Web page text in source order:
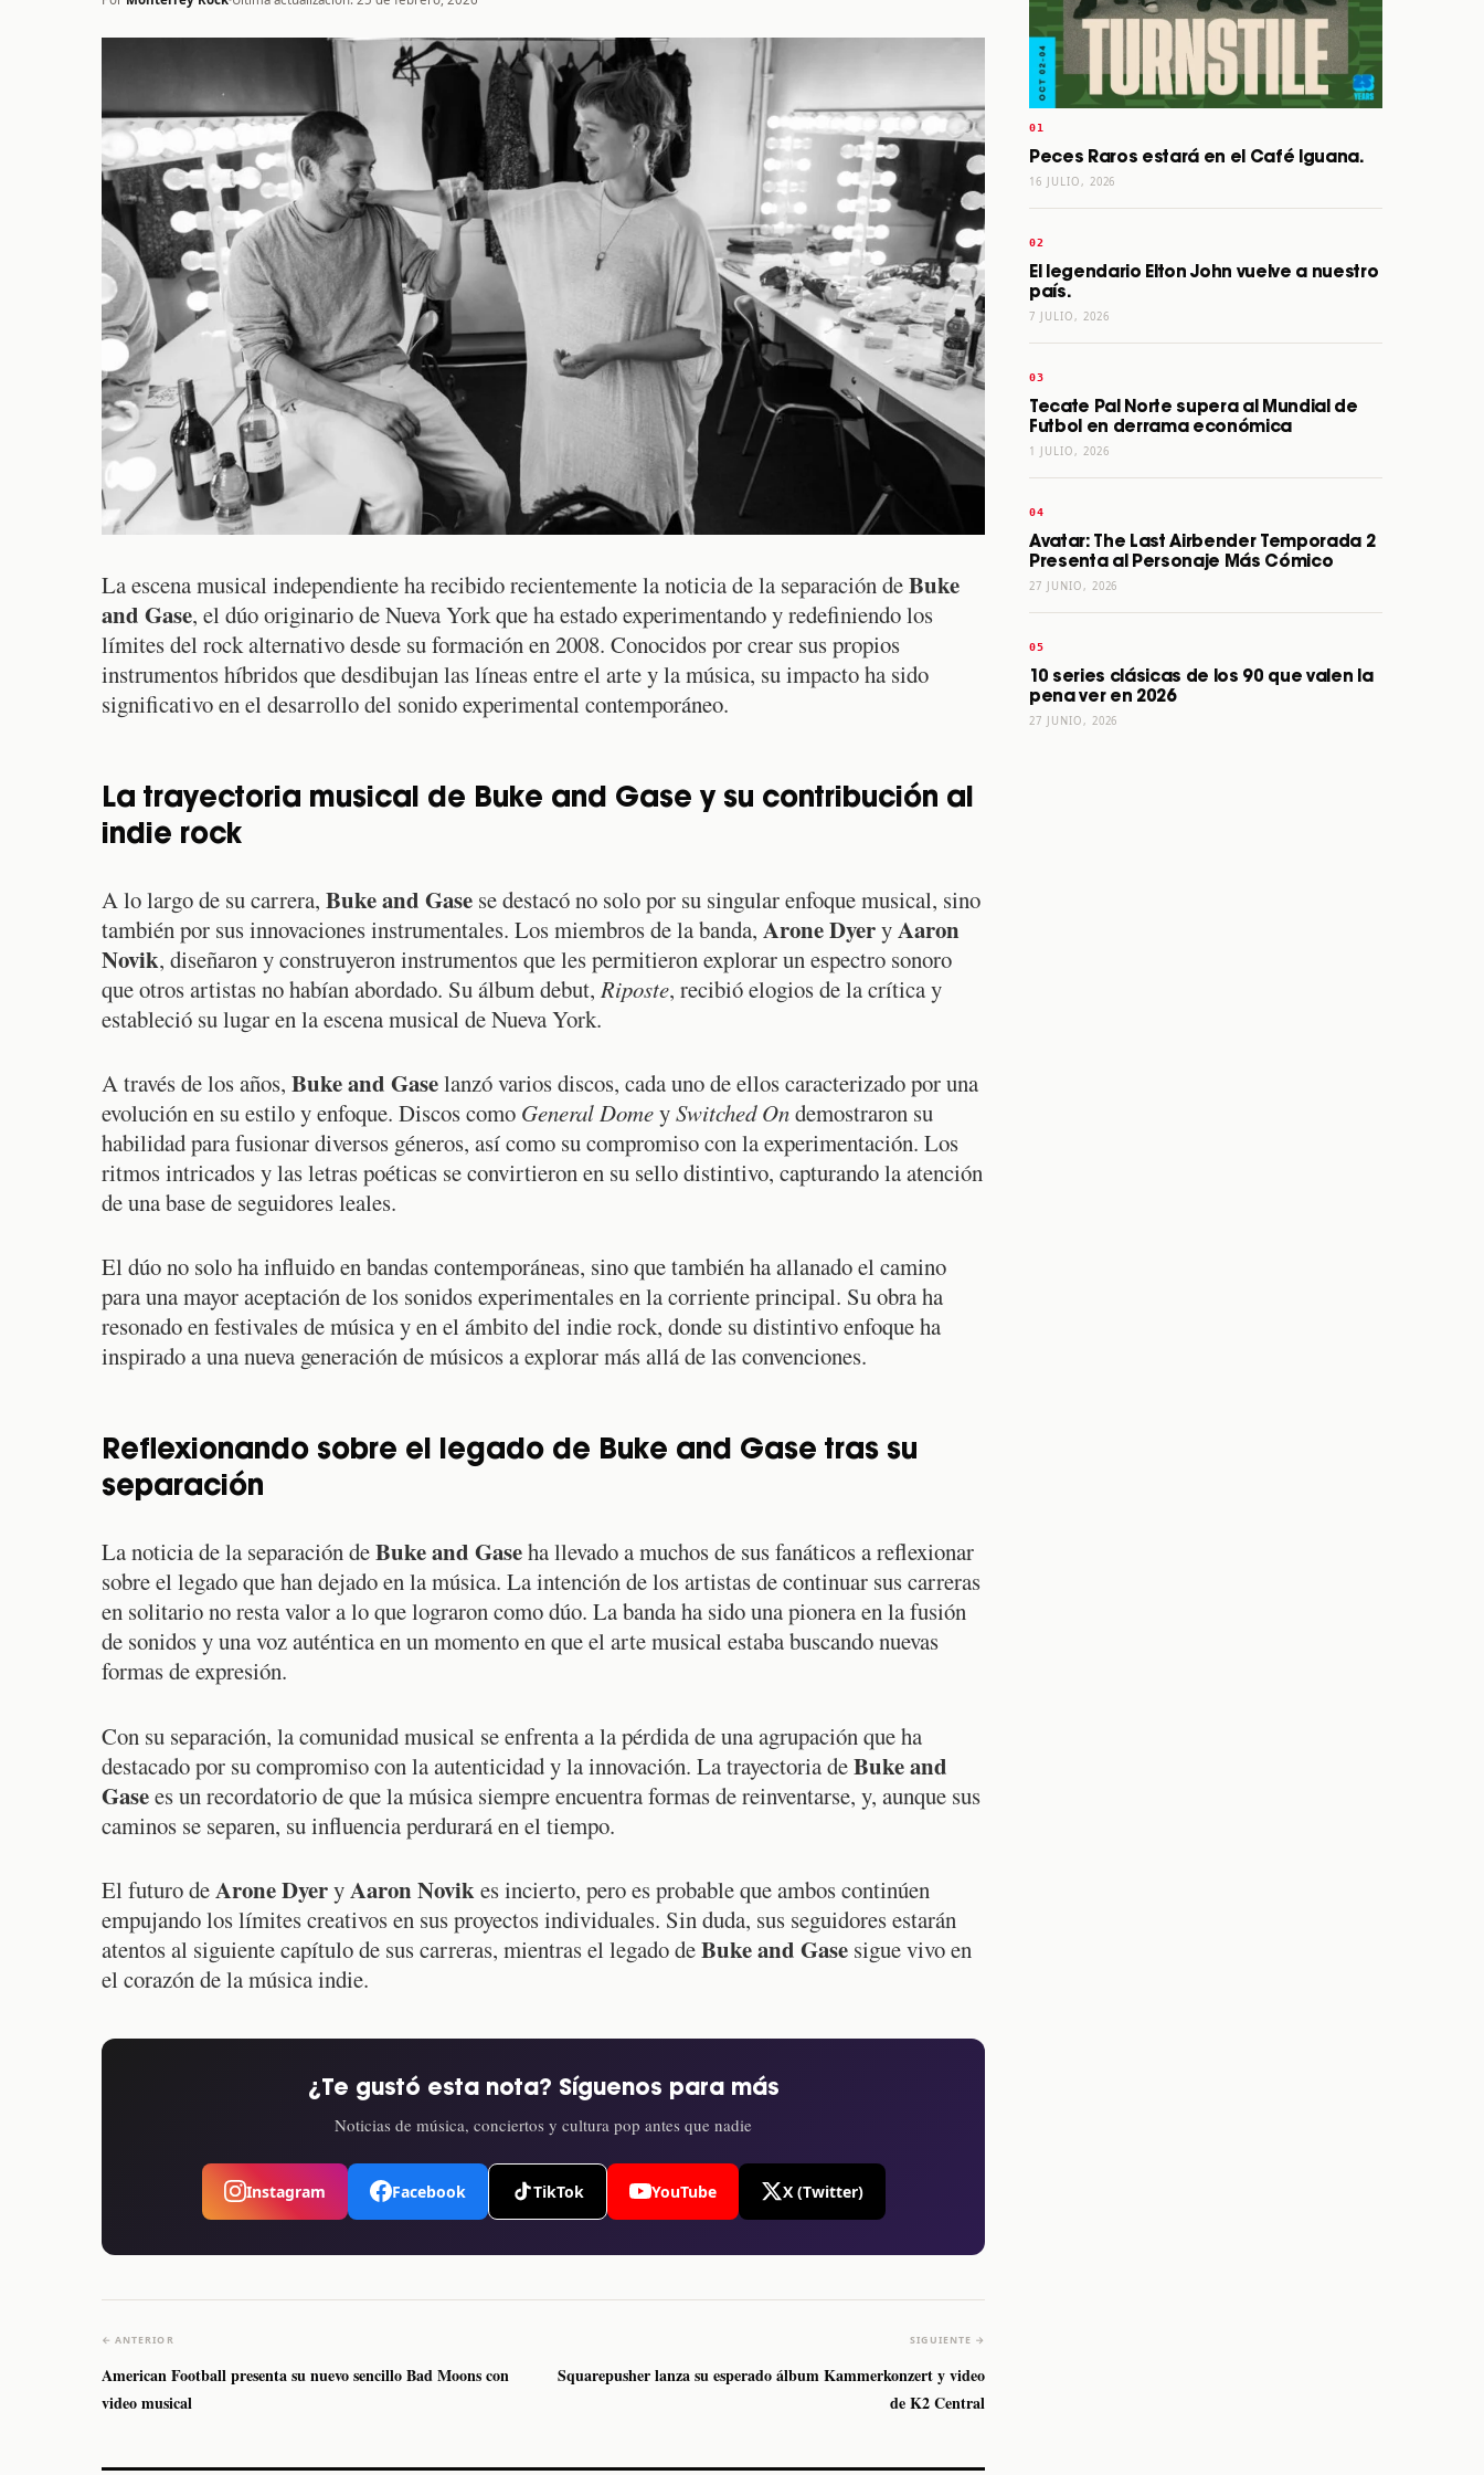
La escena musical independiente ha recibido recientemente la noticia de la separación deBuke
and Gase, el dúo originario de Nueva York que ha estado experimentando y redefiniendo los
límites del rock alternativo desde su formación en 2008. Conocidos por crear sus propios
instrumentos híbridos que desdibujan las líneas entre el arte y la música, su impacto ha sido
significativo en el desarrollo del sonido experimental contemporáneo.
La trayectoria musical de Buke and Gase y su contribución al
indie rock
A lo largo de su carrera, Buke and Gase se destacó no solo por su singular enfoque musical, sino
también por sus innovaciones instrumentales. Los miembros de la banda, Arone DyeryAaron
Novik, diseñaron y construyeron instrumentos que les permitieron explorar un espectro sonoro
que otros artistas no habían abordado. Su álbum debut, Riposte, recibió elogios de la crítica y
estableció su lugar en la escena musical de Nueva York.
A través de los años, Buke and Gaselanzó varios discos, cada uno de ellos caracterizado por una
evolución en su estilo y enfoque. Discos como General DomeySwitched Ondemostraron su
habilidad para fusionar diversos géneros, así como su compromiso con la experimentación. Los
ritmos intricados y las letras poéticas se convirtieron en su sello distintivo, capturando la atención
de una base de seguidores leales.
El dúo no solo ha influido en bandas contemporáneas, sino que también ha allanado el camino
para una mayor aceptación de los sonidos experimentales en la corriente principal. Su obra ha
resonado en festivales de música y en el ámbito del indie rock, donde su distintivo enfoque ha
inspirado a una nueva generación de músicos a explorar más allá de las convenciones.
Reflexionando sobre el legado de Buke and Gase tras su
separación
La noticia de la separación deBuke and Gaseha llevado a muchos de sus fanáticos a reflexionar
sobre el legado que han dejado en la música. La intención de los artistas de continuar sus carreras
en solitario no resta valor a lo que lograron como dúo. La banda ha sido una pionera en la fusión
de sonidos y una voz auténtica en un momento en que el arte musical estaba buscando nuevas
formas de expresión.
Con su separación, la comunidad musical se enfrenta a la pérdida de una agrupación que ha
destacado por su compromiso con la autenticidad y la innovación. La trayectoria deBuke and
Gasees un recordatorio de que la música siempre encuentra formas de reinventarse, y, aunque sus
caminos se separen, su influencia perdurará en el tiempo.
El futuro deArone DyeryAaron Novikes incierto, pero es probable que ambos continúen
empujando los límites creativos en sus proyectos individuales. Sin duda, sus seguidores estarán
atentos al siguiente capítulo de sus carreras, mientras el legado deBuke and Gase sigue vivo en
el corazón de la música indie.
¿Te gustó esta nota? Síguenos para más
Noticias de música, conciertos y cultura pop antes que nadie
Instagram Facebook TikTok YouTube X (Twitter)
← ANTERIOR
American Football presenta su nuevo sencillo Bad Moons con
video musical
SIGUIENTE →
Squarepusher lanza su esperado álbum Kammerkonzert y video
de K2 Central
Peces Raros estará en el Café Iguana.
16 JULIO, 2026
El legendario Elton John vuelve a nuestro
país.
7 JULIO, 2026
Tecate Pal Norte supera al Mundial de
Futbol en derrama económica
1 JULIO, 2026
Avatar: The Last Airbender Temporada 2
Presenta al Personaje Más Cómico
27 JUNIO, 2026
10 series clásicas de los 90 que valen la
pena ver en 2026
27 JUNIO, 2026